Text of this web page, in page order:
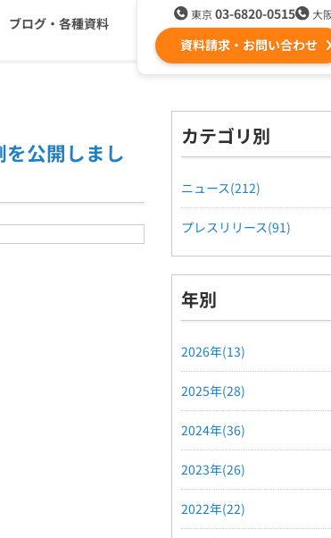
ー kintone（キントーン）メー
SNSプロモーション支援
ブログ・各種資料
資料請求・お問い合わせ
東京 03-6820-0515 大
公開しまし
カテゴリ別
ニュース(212)
プレスリリース(91)
年別
2026年(13)
2025年(28)
2024年(36)
2023年(26)
2022年(22)